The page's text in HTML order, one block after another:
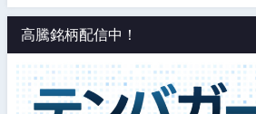
高騰銘柄配信中！